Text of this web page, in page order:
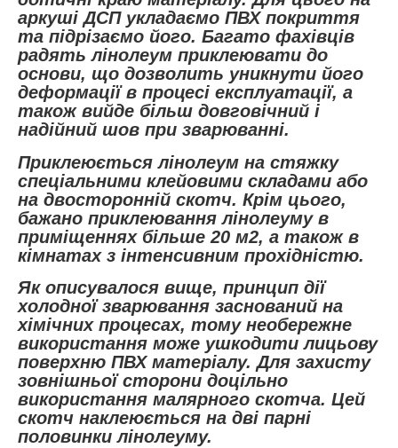
аркуші ДСП укладаємо ПВХ покриття
та підрізаємо його. Багато фахівців
радять лінолеум приклеювати до
основи, що дозволить уникнути його
деформації в процесі експлуатації, а
також вийде більш довговічний і
надійний шов при зварюванні.
Приклеюється лінолеум на стяжку
спеціальними клейовими складами або
на двосторонній скотч. Крім цього,
бажано приклеювання лінолеуму в
приміщеннях більше 20 м2, а також в
кімнатах з інтенсивним прохідністю.
Як описувалося вище, принцип дії
холодної зварювання заснований на
хімічних процесах, тому необережне
використання може ушкодити лицьову
поверхню ПВХ матеріалу. Для захисту
зовнішньої сторони доцільно
використання малярного скотча. Цей
скотч наклеюється на дві парні
половинки лінолеуму.